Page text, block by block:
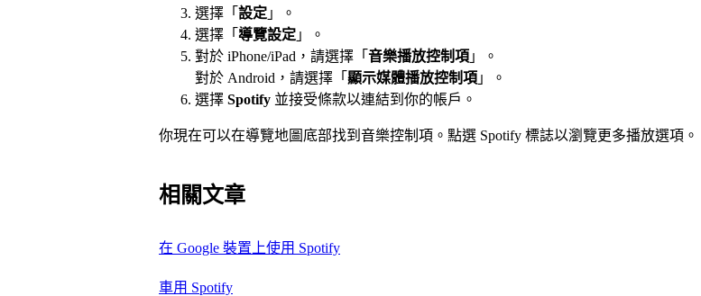
選擇「 設定 」。
選擇「 導覽設定 」。
對於 iPhone/iPad，請選擇「 音樂播放控制項 」。
對於 Android，請選擇「 顯示媒體播放控制項 」。
選擇 Spotify 並接受條款以連結到你的帳戶。
你現在可以在導覽地圖底部找到音樂控制項。點選 Spotify 標誌以瀏覽更多播放選項。
相關文章
在 Google 裝置上使用 Spotify
車用 Spotify